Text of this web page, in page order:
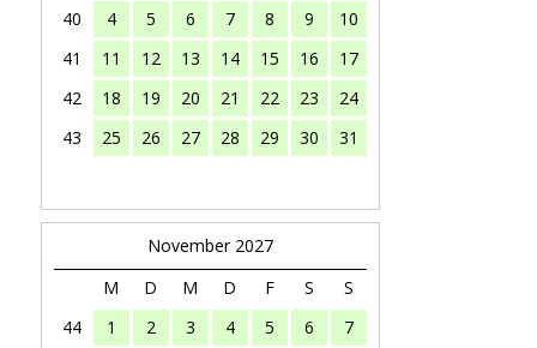
40
4 5 6 7 8 9
10
41
11 12 13 14 15 16
17
42
18 19 20 21 22 23
24
43
25 26 27 28 29 30 31
November 2027
M
D M D F S
S
44
1 2 3 4 5 6
7